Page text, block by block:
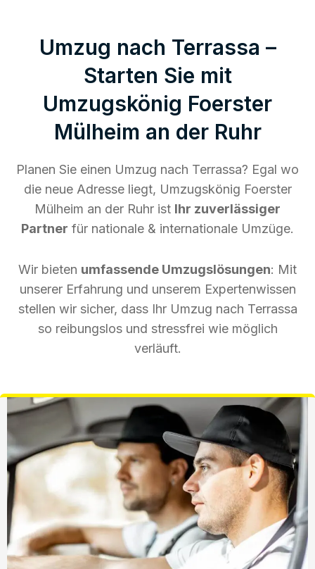
Umzug nach Terrassa –
Starten Sie mit
Umzugskönig Foerster
Mülheim an der Ruhr
Planen Sie einen Umzug nach Terrassa? Egal wo
die neue Adresse liegt, Umzugskönig Foerster
Mülheim an der Ruhr ist Ihr zuverlässiger
Partner für nationale & internationale Umzüge.
Wir bieten umfassende Umzugslösungen: Mit
unserer Erfahrung und unserem Expertenwissen
stellen wir sicher, dass Ihr Umzug nach Terrassa
so reibungslos und stressfrei wie möglich
verläuft.